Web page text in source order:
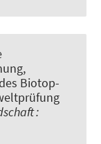
Biotop-
: